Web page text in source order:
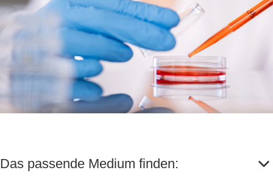
Das passende Medium finden: